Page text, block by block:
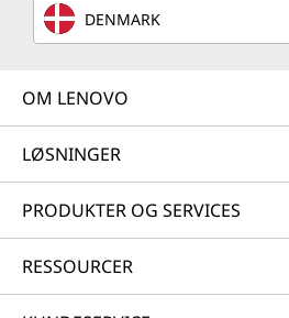
DENMARK
OM LENOVO
LØSNINGER
PRODUKTER OG SERVICES
RESSOURCER